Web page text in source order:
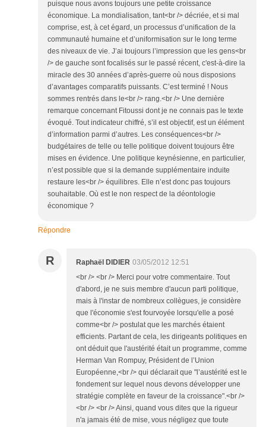
puisque nous avons toujours une petite croissance
économique. La mondialisation, tant<br /> décriée, et si mal
comprise, est, à cet égard, un processus d’unification de la
communauté humaine et d’uniformisation sur le long terme
des niveaux de vie. J’ai toujours l’impression que les gens<br
/> de gauche sont focalisés sur le passé récent, c'est-à-dire la
miracle des 30 années d’après-guerre où nous disposions
d’avantages comparatifs puissants. C’est terminé ! Nous
sommes rentrés dans le<br /> rang.<br /> Une dernière
remarque concernant Fitoussi dont je ne connais pas le texte
évoqué. Tout indicateur chiffré, s’il est objectif, est un élément
d’information parmi d’autres. Les conséquences<br />
budgétaires de telle ou telle politique doivent toujours être
mises en évidence. Une politique keynésienne, en particulier,
n’est possible que si la demande supplémentaire induite
restaure les<br /> équilibres. Elle n’est donc pas toujours
souhaitable. Où est le non respect de la déontologie
économique ?
Répondre
R Raphaël DIDIER 03/05/2012 12:51
<br /> <br /> Merci pour votre commentaire. Tout
d'abord, je ne suis membre d'aucun parti politique,
mais à l'instar de nombreux collègues, je considère
que l'économie s'est fourvoyée lorsqu'elle a posé
comme<br /> postulat que les marchés étaient
efficients. Partant de cela, les dirigeants politiques en
ont déduit que l'austérité était un programme, comme
Herman Van Rompuy, Président de l’Union
Européenne,<br /> qui déclarait que "l’austérité est le
fondement sur lequel nous devons développer une
stratégie complète en faveur de la croissance".<br />
<br /> <br /> Ainsi, quand vous dites que la rigueur
n'a jamais été de mise, vous négligez que toute